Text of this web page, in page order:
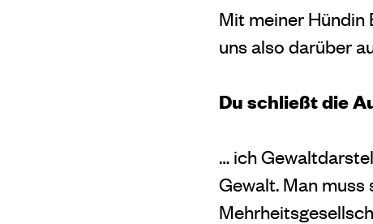
Mit meiner Hündin
uns also darüber
Du schließt die
… ich
Gewalt. Man